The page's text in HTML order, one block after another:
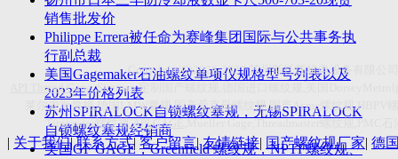
定制跳动量仪
波音一季度营收增近三成超预期，近五年季度交
付数量首超空客
销售批发价
Philippe Errera被任命为赛峰集团国际与公共事务执
行副总裁
美国Gagemaker石油螺纹单项仪规格型号列表以及
2023年价格列表
苏州SPIRALOCK自锁螺纹塞规，无锡SPIRALOCK
自锁螺纹塞规经销商
美国GF GAGE，Greenfield 螺纹规，NPTF螺纹规、
Copyright(C)2026-2027苏州斯托茨机电设备有限公司
API Thread Gage, Sitemap,定制国产螺纹规
莱尔麦斯量规,德国 LMW量规,国产爱克母螺纹规 ,国产Acme 螺纹规,HBPV
Titecswiss螺纹规 ,API GAGE
| 关于我们|联系方式| 客户留言|友情链接| 国产螺纹规厂家| 德